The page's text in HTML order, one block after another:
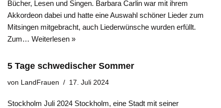
Bücher, Lesen und Singen. Barbara Carlin war mit ihrem
Akkordeon dabei und hatte eine Auswahl schöner Lieder zum
Mitsingen mitgebracht, auch Liederwünsche wurden erfüllt.
Zum… Weiterlesen »
5 Tage schwedischer Sommer
von LandFrauen 17. Juli 2024
Stockholm Juli 2024 Stockholm, eine Stadt mit seiner